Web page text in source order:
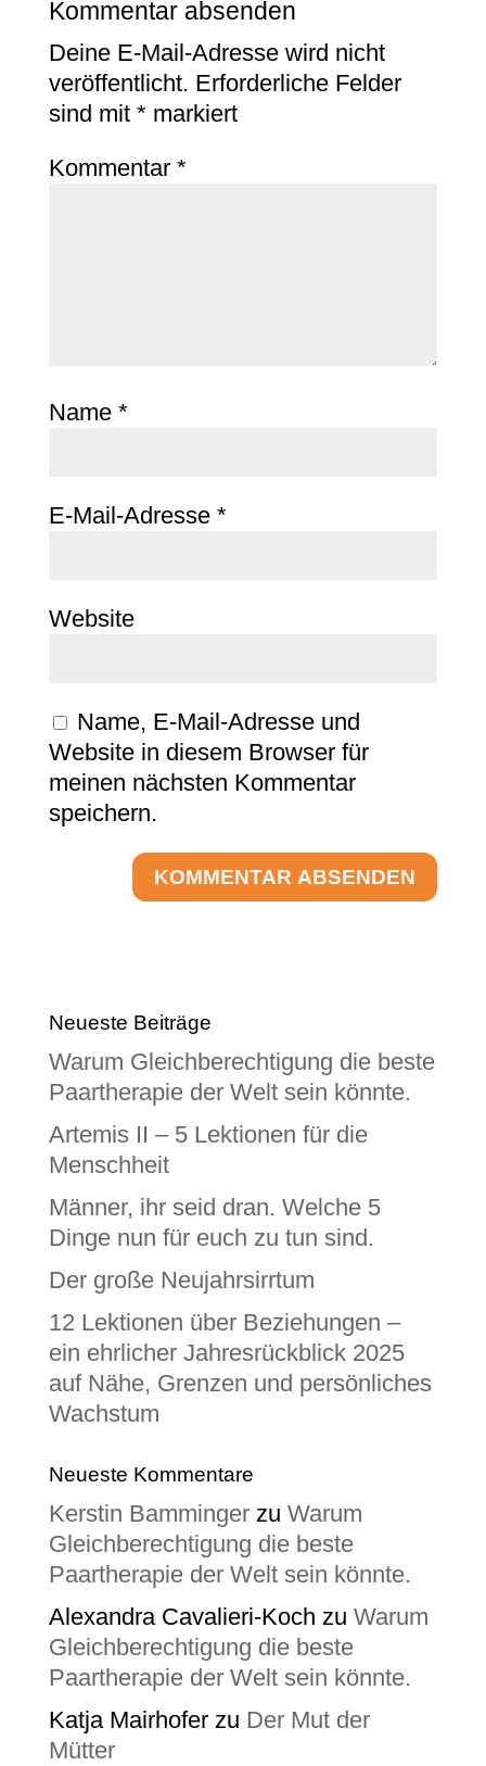
Kommentar absenden
Deine E-Mail-Adresse wird nicht
veröffentlicht. Erforderliche Felder
sind mit * markiert
Kommentar *
Name *
E-Mail-Adresse *
Website
Name, E-Mail-Adresse und
Website in diesem Browser für
meinen nächsten Kommentar
speichern.
Neueste Beiträge
Warum Gleichberechtigung die beste
Paartherapie der Welt sein könnte.
Artemis II – 5 Lektionen für die
Menschheit
Männer, ihr seid dran. Welche 5
Dinge nun für euch zu tun sind.
Der große Neujahrsirrtum
12 Lektionen über Beziehungen –
ein ehrlicher Jahresrückblick 2025
auf Nähe, Grenzen und persönliches
Wachstum
Neueste Kommentare
Kerstin Bammingerzu Warum
Gleichberechtigung die beste
Paartherapie der Welt sein könnte.
Alexandra Cavalieri-Koch zu Warum
Gleichberechtigung die beste
Paartherapie der Welt sein könnte.
Katja Mairhoferzu Der Mut der
Mütter